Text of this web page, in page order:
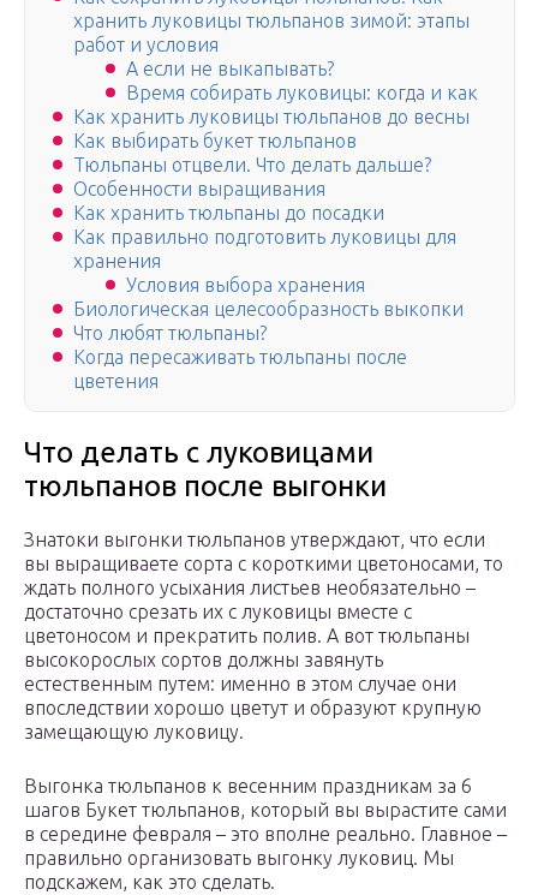
хранить луковицы тюльпанов зимой: этапы
работ и условия
А если не выкапывать?
Время собирать луковицы: когда и как
Как хранить луковицы тюльпанов до весны
Как выбирать букет тюльпанов
Тюльпаны отцвели. Что делать дальше?
Особенности выращивания
Как хранить тюльпаны до посадки
Как правильно подготовить луковицы для
хранения
Условия выбора хранения
Биологическая целесообразность выкопки
Что любят тюльпаны?
Когда пересаживать тюльпаны после
цветения
Что делать с луковицами
тюльпанов после выгонки
Знатоки выгонки тюльпанов утверждают, что если
вы выращиваете сорта с короткими цветоносами, то
ждать полного усыхания листьев необязательно –
достаточно срезать их с луковицы вместе с
цветоносом и прекратить полив. А вот тюльпаны
высокорослых сортов должны завянуть
естественным путем: именно в этом случае они
впоследствии хорошо цветут и образуют крупную
замещающую луковицу.
Выгонка тюльпанов к весенним праздникам за 6
шагов Букет тюльпанов, который вы вырастите сами
в середине февраля – это вполне реально. Главное –
правильно организовать выгонку луковиц. Мы
подскажем, как это сделать.